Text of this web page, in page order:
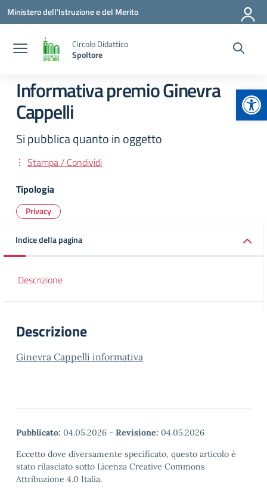
Vai ai contenuti
Vai al menu di navigazione
Vai al footer
Ministero dell'Istruzione e del Merito
Circolo Didattico
Spoltore
Informativa premio Ginevra
Cappelli
Si pubblica quanto in oggetto
Stampa / Condividi
Tipologia
Privacy
Indice della pagina
Descrizione
Descrizione
Ginevra Cappelli informativa
Pubblicato: 04.05.2026 - Revisione: 04.05.2026
Eccetto dove diversamente specificato, questo articolo è
stato rilasciato sotto Licenza Creative Commons
Attribuzione 4.0 Italia.